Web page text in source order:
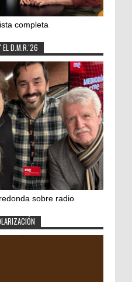
completa
EL D.M.R.'26
sobre radio